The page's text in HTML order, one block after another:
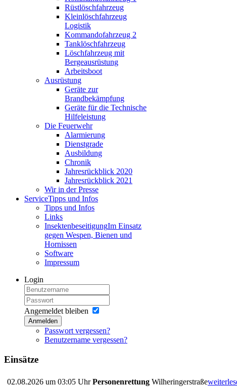
Rüstlöschfahrzeug
Kleinlöschfahrzeug
Logistik
Kommandofahrzeug 2
Tanklöschfahrzeug
Löschfahrzeug mit
Bergeausrüstung
Arbeitsboot
Ausrüstung
Geräte zur
Brandbekämpfung
Geräte für die Technische
Hilfeleistung
Die Feuerwehr
Alarmierung
Dienstgrade
Ausbildung
Chronik
Jahresrückblick 2020
Jahresrückblick 2021
Wir in der Presse
ServiceTipps und Infos
Tipps und Infos
Links
InsektenbeseitigungIm Einsatz
gegen Wespen, Bienen und
Hornissen
Software
Impressum
Login
Angemeldet bleiben
Anmelden
Passwort vergessen?
Benutzername vergessen?
Einsätze
02.08.2026 um 03:05 UhrPersonenrettung Wilheringerstraße